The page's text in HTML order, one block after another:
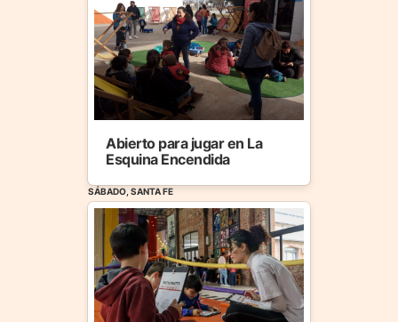
Abierto para jugar en La
Esquina Encendida
SÁBADO, SANTA FE